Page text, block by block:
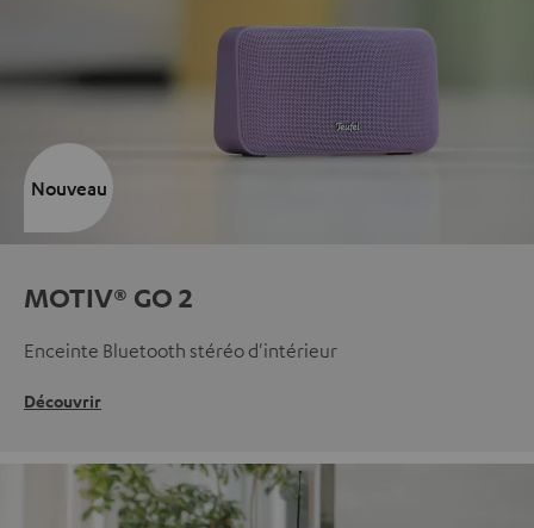
MOTIV® GO 2
Enceinte Bluetooth stéréo d'intérieur
Découvrir
Nouveau